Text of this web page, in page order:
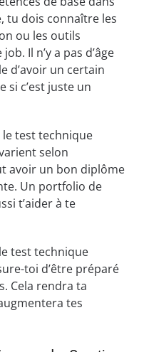
tu dois connaître les
ou les outils
Il n’y a pas d’âge
d’avoir un certain
si c’est juste un
test technique
selon
avoir un bon diplôme
Un portfolio de
t’aider à te
test technique
toi d’être préparé
Cela rendra ta
tes